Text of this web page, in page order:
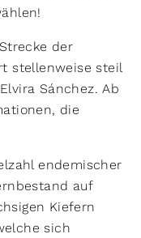
der
stellenweise steil
Sánchez. Ab
die
endemischer
auf
Kiefern
sich